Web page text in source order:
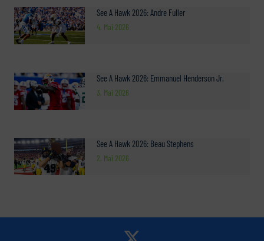
See A Hawk 2026: Andre Fuller
4. Mai 2026
See A Hawk 2026: Emmanuel Henderson Jr.
3. Mai 2026
See A Hawk 2026: Beau Stephens
2. Mai 2026